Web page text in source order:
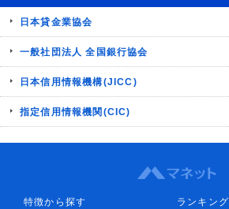
日本貸金業協会
一般社団法人 全国銀行協会
日本信用情報機構(JICC)
指定信用情報機関(CIC)
特徴から探す
ランキング